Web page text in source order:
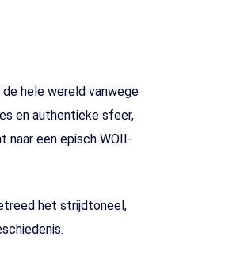
hele wereld vanwege
en authentieke sfeer,
naar een episch WOII-
het strijdtoneel,